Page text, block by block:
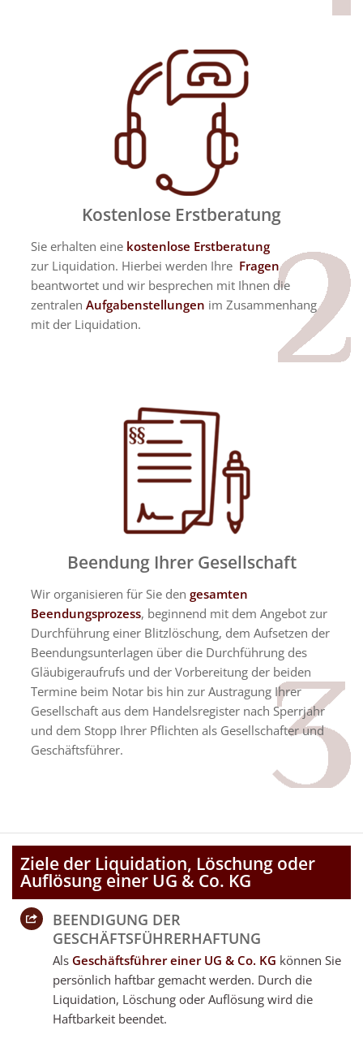
Kostenlose Erstberatung
Sie erhalten eine kostenlose Erstberatung
zur Liquidation. Hierbei werden Ihre Fragen
beantwortet und wir besprechen mit Ihnen die
zentralen Aufgabenstellungen im Zusammenhang
mit der Liquidation.
Beendung Ihrer Gesellschaft
Wir organisieren für Sie den gesamten
Beendungsprozess, beginnend mit dem Angebot zur
Durchführung einer Blitzlöschung, dem Aufsetzen der
Beendungsunterlagen über die Durchführung des
Gläubigeraufrufs und der Vorbereitung der beiden
Termine beim Notar bis hin zur Austragung Ihrer
Gesellschaft aus dem Handelsregister nach Sperrjahr
und dem Stopp Ihrer Pflichten als Gesellschafter und
Geschäftsführer.
Ziele der Liquidation, Löschung oder
Auflösung einer UG & Co. KG
BEENDIGUNG DER
GESCHÄFTSFÜHRERHAFTUNG
Als Geschäftsführer einer UG & Co. KG können Sie
persönlich haftbar gemacht werden. Durch die
Liquidation, Löschung oder Auflösung wird die
Haftbarkeit beendet.